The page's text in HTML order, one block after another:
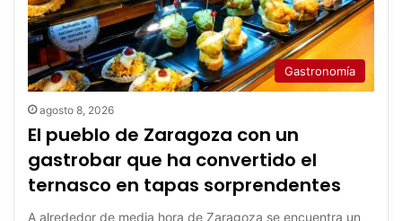
Gastronomía
agosto 8, 2026
El pueblo de Zaragoza con un
gastrobar que ha convertido el
ternasco en tapas sorprendentes
A alrededor de media hora de Zaragoza se encuentra un